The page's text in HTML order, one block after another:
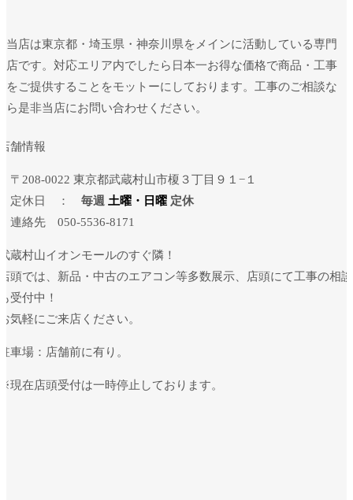
当店は東京都・埼玉県・神奈川県をメインに活動している専門
店です。対応エリア内でしたら日本一お得な価格で商品・工事
をご提供することをモットーにしております。工事のご相談な
ら是非当店にお問い合わせください。
舗情報
〒208-0022 東京都武蔵村山市榎３丁目９１−１
定休日 ： 毎週 土曜・日曜 定休
連絡先 050-5536-8171
蔵村山イオンモールのすぐ隣！
頭では、新品・中古のエアコン等多数展示、店頭にて工事の相談
受付中！
気軽にご来店ください。
車場：店舗前に有り。
現在店頭受付は一時停止しております。